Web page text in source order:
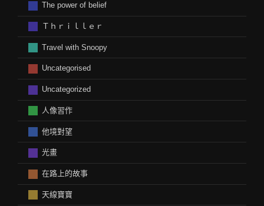
The power of belief
Ｔｈｒｉｌｌｅｒ
Travel with Snoopy
Uncategorised
Uncategorized
人像習作
他境對望
光畫
在路上的故事
天線寶寶